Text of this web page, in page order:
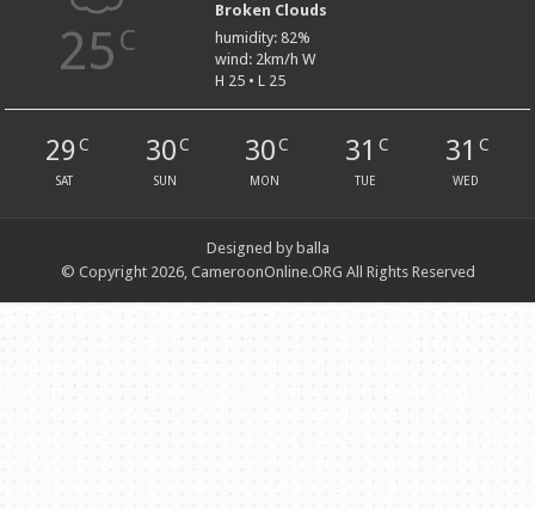
25 C
Broken Clouds
humidity: 82%
wind: 2km/h W
H 25 • L 25
29 C
SAT
30C
SUN
30 C
MON
31 C
TUE
31 C
WED
Designed by balla
© Copyright 2026, CameroonOnline.ORG All Rights Reserved